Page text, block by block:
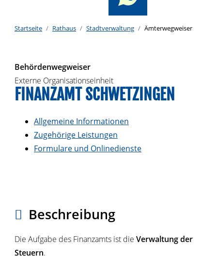
Startseite Rathaus Stadtverwaltung Ämterwegweiser
Behördenwegweiser
Externe Organisationseinheit
FINANZAMT SCHWETZINGEN
Allgemeine Informationen
Zugehörige Leistungen
Formulare und Onlinedienste
Beschreibung
Die Aufgabe des Finanzamts ist die Verwaltung der
Steuern.